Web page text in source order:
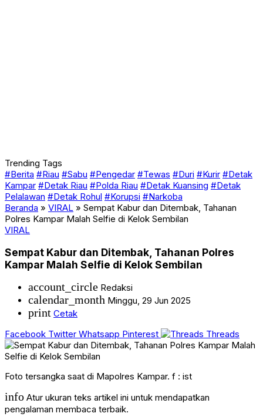
Trending Tags
#Berita #Riau #Sabu #Pengedar #Tewas #Duri #Kurir #Detak
Kampar #Detak Riau #Polda Riau #Detak Kuansing #Detak
Pelalawan #Detak Rohul #Korupsi #Narkoba
Beranda » VIRAL » Sempat Kabur dan Ditembak, Tahanan
Polres Kampar Malah Selfie di Kelok Sembilan
VIRAL
Sempat Kabur dan Ditembak, Tahanan Polres
Kampar Malah Selfie di Kelok Sembilan
account_circle Redaksi
calendar_month Minggu, 29 Jun 2025
print Cetak
Facebook Twitter Whatsapp Pinterest Threads
Foto tersangka saat di Mapolres Kampar. f : ist
info Atur ukuran teks artikel ini untuk mendapatkan
pengalaman membaca terbaik.